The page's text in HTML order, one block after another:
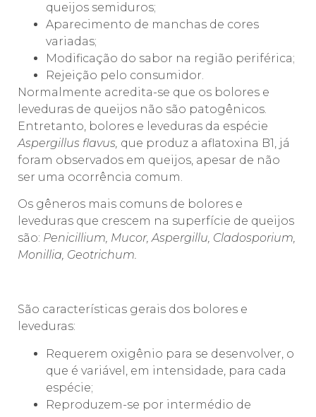
queijos semiduros;
Aparecimento de manchas de cores
variadas;
Modificação do sabor na região periférica;
Rejeição pelo consumidor.
Normalmente acredita-se que os bolores e
leveduras de queijos não são patogênicos.
Entretanto, bolores e leveduras da espécie
Aspergillus flavus, que produz a aflatoxina B1, já
foram observados em queijos, apesar de não
ser uma ocorrência comum.
Os gêneros mais comuns de bolores e
leveduras que crescem na superfície de queijos
são: Penicillium, Mucor, Aspergillu, Cladosporium,
Monillia, Geotrichum.
São características gerais dos bolores e
leveduras:
Requerem oxigênio para se desenvolver, o
que é variável, em intensidade, para cada
espécie;
Reproduzem-se por intermédio de